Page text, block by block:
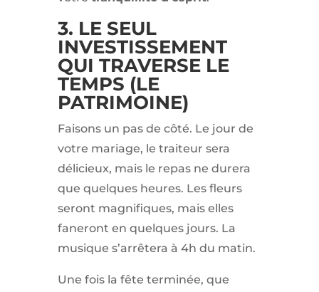
3. LE SEUL
INVESTISSEMENT
QUI TRAVERSE LE
TEMPS (LE
PATRIMOINE)
Faisons un pas de côté. Le jour de
votre mariage, le traiteur sera
délicieux, mais le repas ne durera
que quelques heures. Les fleurs
seront magnifiques, mais elles
faneront en quelques jours. La
musique s’arrêtera à 4h du matin.
Une fois la fête terminée, que